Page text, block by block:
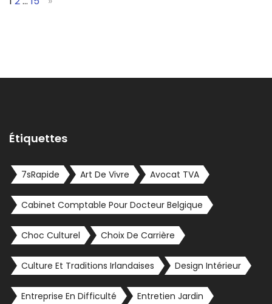
Étiquettes
7sRapide Art De Vivre Avocat TVA
Cabinet Comptable Pour Docteur Belgique
Choc Culturel Choix De Carrière
Culture Et Traditions Irlandaises Design Intérieur
Entreprise En Difficulté Entretien Jardin